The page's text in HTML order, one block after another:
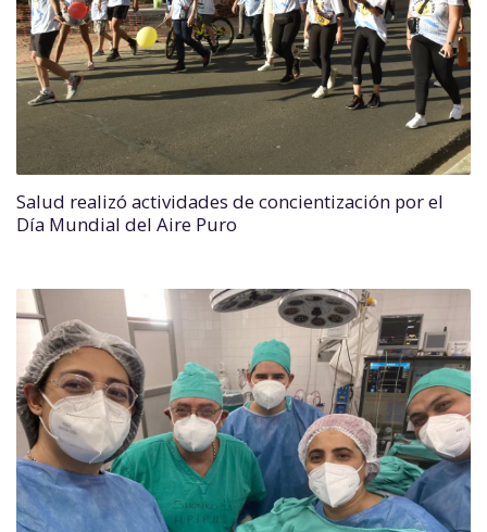
Salud realizó actividades de concientización por el
Día Mundial del Aire Puro